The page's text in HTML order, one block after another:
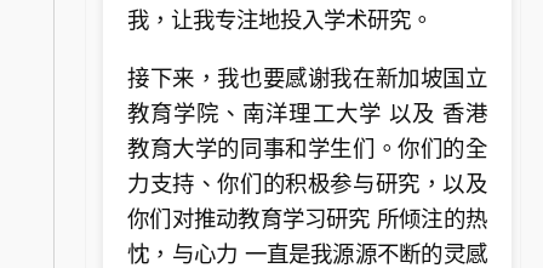
我，让我专注地投入学术研究。
接下来，我也要感谢我在新加坡国立
教育学院、南洋理工大学 以及 香港
教育大学的同事和学生们。你们的全
力支持、你们的积极参与研究，以及
你们对推动教育学习研究 所倾注的热
忱，与心力 一直是我源源不断的灵感